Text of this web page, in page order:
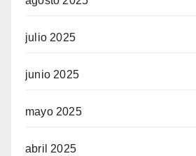
julio 2025
junio 2025
mayo 2025
abril 2025